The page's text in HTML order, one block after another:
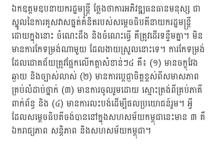
ឯកឧត្តមឧបនាយករដ្ឋមន្ត្រី ថ្លែងថាការអភិវឌ្ឍធនធានមនុស្ស ជា
ស្នូលនៃការគូសវាសផ្នត់គំនិតរបស់សម្ដេចធិបតីនាយករដ្ឋមន្ត្រី
ដោយក្នុងនោះ ចំណេះដឹង និងចំណេះធ្វើ គឺត្រូវដើរទន្ទឹមគ្នា។ មិន
មានការកែទម្រង់ណាមួយ ដែលងាយស្រួលនោះទេ។ ការកែទម្រង់
ដែលជោគជ័យត្រូវផ្អែកលើកត្តាសំខាន់ៗ៤ គឺ៖ (១) មានចក្ខុវែង
ឆ្ងាយ និងច្បាស់លាស់ (២) មានការប្តេជ្ញាចិត្តខ្ពស់ពីសមាសភាព
គ្រប់លំដាប់ថ្នាក់ (៣) មានការចូលរួមដោយ ស្មោះត្រង់ពីគ្រប់ភាគី
ពាក់ព័ន្ធ និង (៤) មានការលះបង់ដើម្បីផលប្រយោជន៍រួម។ អ្វី
ដែលសម្ដេចធិបតីចង់បាននៅក្នុងសហសម័យកម្ពុជានេះមាន ៣ គឺ
ឯករាជ្យភាព សន្តិភាព និងសហសម័យកម្ពុជា​។